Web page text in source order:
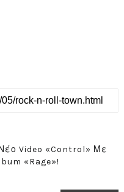
Video «Control» Με
«Rage»!